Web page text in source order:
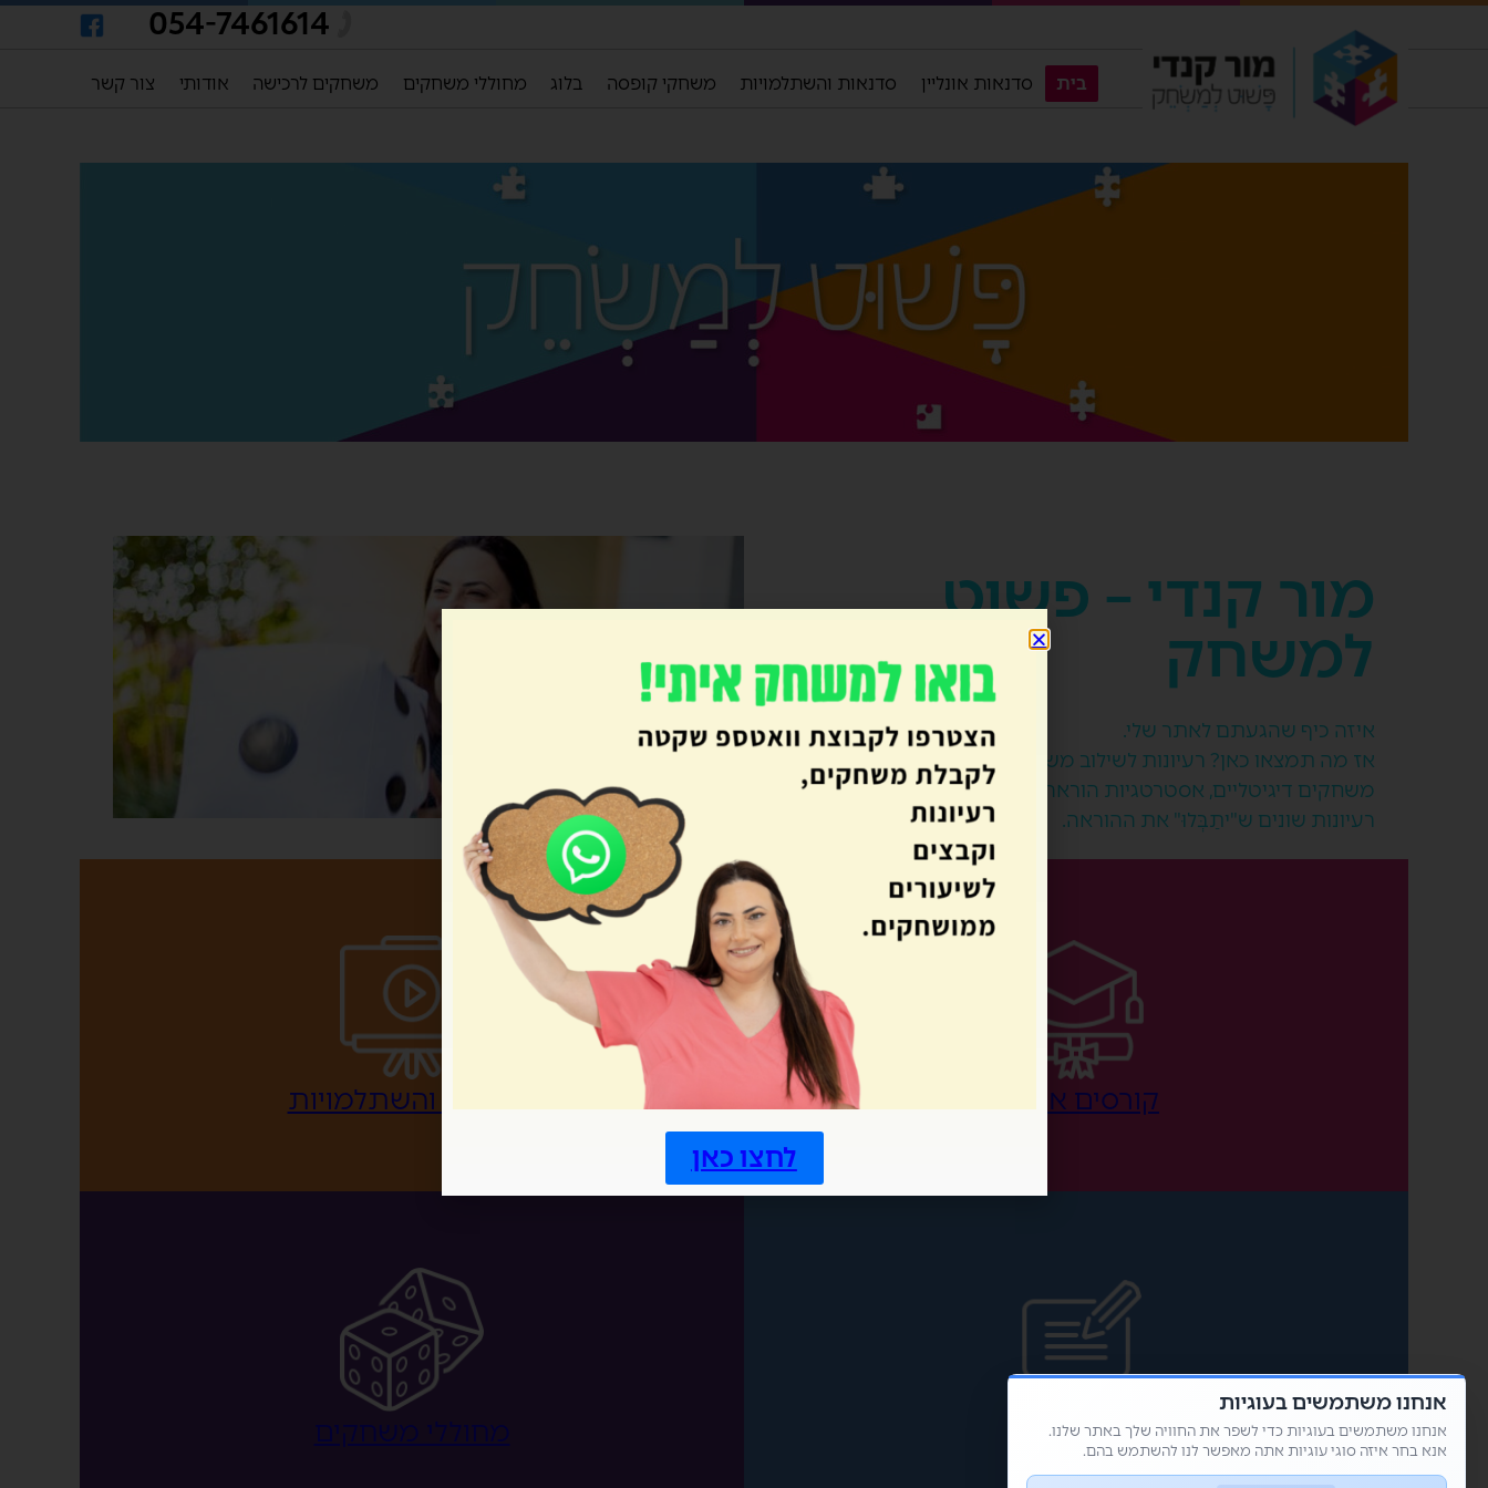
054-7461614
בית סדנאות אונליין סדנאות והשתלמויות משחקי קופסה בלוג מחוללי משחקים משחקים לרכישה אודותי צור קשר
מור קנדי – פשוט
למשחק
איזה כיף שהגעתם לאתר שלי.
אז מה תמצאו כאן? רעיונות לשילוב משחוק בהוראה, משחקים מוכנים,
משחקים דיגיטליים, אסטרטגיות הוראה, המלצות על כלים דיגיטליים ועוד
רעיונות שונים ש"יתַבְּלוּ" את ההוראה.
קורסים אונליין סדנאות והשתלמויות
בלוג מחוללי משחקים
אנחנו משתמשים בעוגיות
אנחנו משתמשים בעוגיות כדי לשפר את החוויה שלך באתר שלנו.
אנא בחר איזה סוגי עוגיות אתה מאפשר לנו להשתמש בהם.
לחצו כאן